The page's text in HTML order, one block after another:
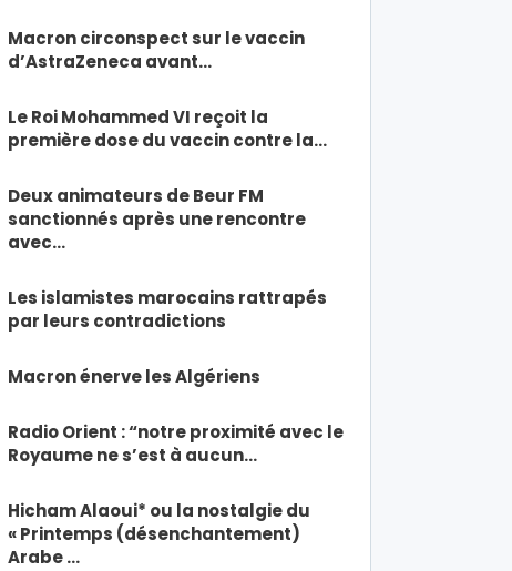
Macron circonspect sur le vaccin
d’AstraZeneca avant…
Le Roi Mohammed VI reçoit la
première dose du vaccin contre la…
Deux animateurs de Beur FM
sanctionnés après une rencontre
avec…
Les islamistes marocains rattrapés
par leurs contradictions
Macron énerve les Algériens
Radio Orient : “notre proximité avec le
Royaume ne s’est à aucun…
Hicham Alaoui* ou la nostalgie du
« Printemps (désenchantement)
Arabe …